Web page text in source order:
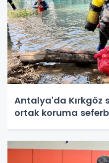
Antalya'da Kırkgöz
ortak koruma